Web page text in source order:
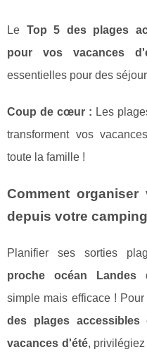
Le Top 5 des plages
pour vos vacances
essentielles pour des
Coup de cœur : Les
transforment vos
toute la famille !
Comment
depuis votre
Planifier ses sorties
proche océan Landes
simple mais efficace !
des plages
vacances d'été,